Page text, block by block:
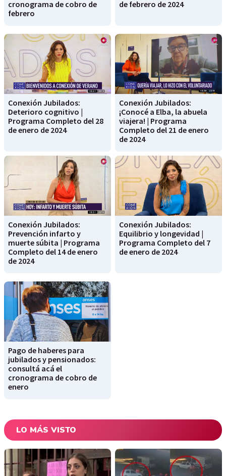
cronograma de cobro de
febrero
de febrero de 2024
Conexión Jubilados:
Deterioro cognitivo |
Programa Completo del 28
de enero de 2024
Conexión Jubilados:
¡Conocé a Elba, la abuela
viajera! | Programa
Completo del 21 de enero
de 2024
Conexión Jubilados:
Prevención infarto y
muerte súbita | Programa
Completo del 14 de enero
de 2024
Conexión Jubilados:
Equilibrio y longevidad |
Programa Completo del 7
de enero de 2024
Pago de haberes para
jubilados y pensionados:
consultá acá el
cronograma de cobro de
enero
LO MÁS VISTO